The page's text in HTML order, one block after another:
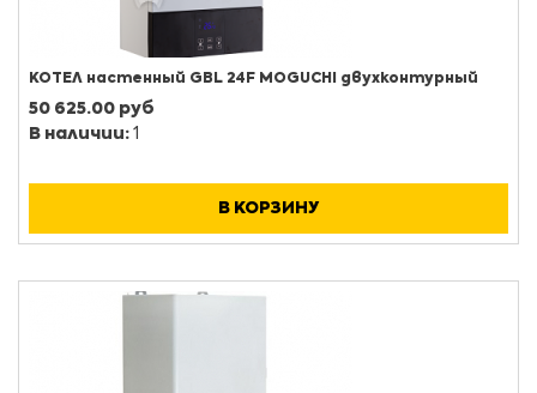
КОТЕЛ настенный GBL 24F MOGUCHI двухконтурный
50 625.00 руб
В наличии: 1
В КОРЗИНУ